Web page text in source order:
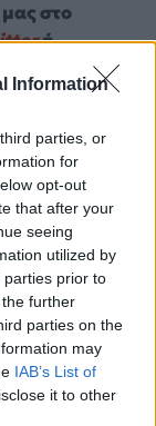
Information
parties, or
for
opt-out
that after your
seeing
utilized by
parties prior to
further
parties on the
may
IAB’s List of
it to other
μας στο
ή